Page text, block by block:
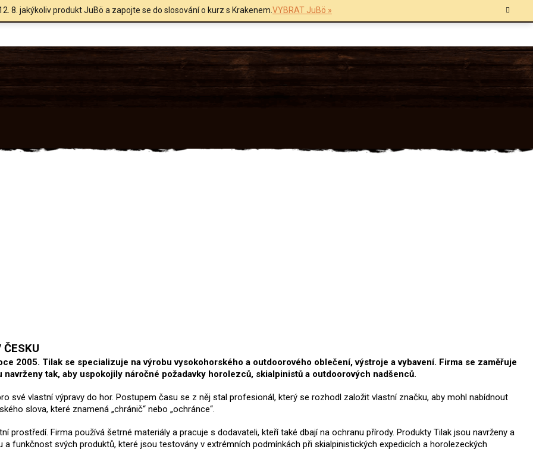
8. jakýkoliv produkt JuBö a zapojte se do slosování o kurz s Krakenem.VYBRAT JuBö »
ČESKU
2005. Tilak se specializuje na výrobu vysokohorského a outdoorového oblečení, výstroje a vybavení. Firma se zaměřuje
tak, aby uspokojily náročné požadavky horolezců, skialpinistů a outdoorových nadšenců.
své vlastní výpravy do hor. Postupem času se z něj stal profesionál, který se rozhodl založit vlastní značku, aby mohl nabídnout
slova, které znamená „chránič“ nebo „ochránce“.
prostředí. Firma používá šetrné materiály a pracuje s dodavateli, kteří také dbají na ochranu přírody. Produkty Tilak jsou navrženy a
a funkčnost svých produktů, které jsou testovány v extrémních podmínkách při skialpinistických expedicích a horolezeckých